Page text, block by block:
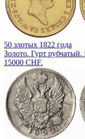
50 злотых 1822 года
Золото. Гурт
15000 CHF.